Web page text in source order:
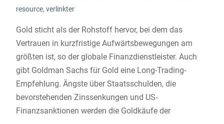
resource, verlinkter
Gold sticht als der Rohstoff hervor, bei dem das
Vertrauen in kurzfristige Aufwärtsbewegungen am
größten ist, so der globale Finanzdienstleister. Auch
gibt Goldman Sachs für Gold eine Long-Trading-
Empfehlung. Ängste über Staatsschulden, die
bevorstehenden Zinssenkungen und US-
Finanzsanktionen werden die Goldkäufe der